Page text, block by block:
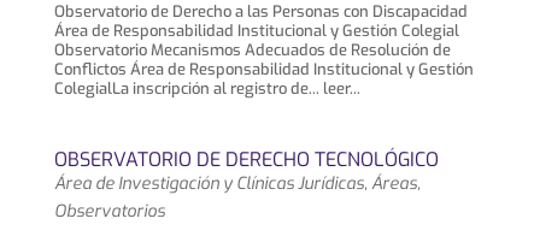
Observatorio de Derecho a las Personas con Discapacidad
Área de Responsabilidad Institucional y Gestión Colegial
Observatorio Mecanismos Adecuados de Resolución de
Conflictos Área de Responsabilidad Institucional y Gestión
ColegialLa inscripción al registro de... leer...
OBSERVATORIO DE DERECHO TECNOLÓGICO
Área de Investigación y Clínicas Jurídicas, Áreas,
Observatorios